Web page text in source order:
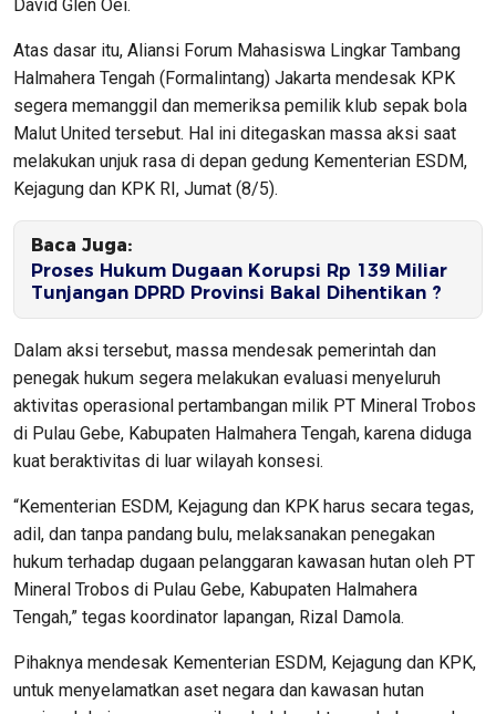
David Glen Oei.
Atas dasar itu, Aliansi Forum Mahasiswa Lingkar Tambang
Halmahera Tengah (Formalintang) Jakarta mendesak KPK
segera memanggil dan memeriksa pemilik klub sepak bola
Malut United tersebut. Hal ini ditegaskan massa aksi saat
melakukan unjuk rasa di depan gedung Kementerian ESDM,
Kejagung dan KPK RI, Jumat (8/5).
Baca Juga:
Proses Hukum Dugaan Korupsi Rp 139 Miliar
Tunjangan DPRD Provinsi Bakal Dihentikan ?
Dalam aksi tersebut, massa mendesak pemerintah dan
penegak hukum segera melakukan evaluasi menyeluruh
aktivitas operasional pertambangan milik PT Mineral Trobos
di Pulau Gebe, Kabupaten Halmahera Tengah, karena diduga
kuat beraktivitas di luar wilayah konsesi.
“Kementerian ESDM, Kejagung dan KPK harus secara tegas,
adil, dan tanpa pandang bulu, melaksanakan penegakan
hukum terhadap dugaan pelanggaran kawasan hutan oleh PT
Mineral Trobos di Pulau Gebe, Kabupaten Halmahera
Tengah,” tegas koordinator lapangan, Rizal Damola.
Pihaknya mendesak Kementerian ESDM, Kejagung dan KPK,
untuk menyelamatkan aset negara dan kawasan hutan